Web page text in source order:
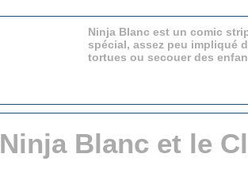
Ninja Blanc est un comic
spécial, assez peu impliqué
tortues ou secouer des
Ninja Blanc et le